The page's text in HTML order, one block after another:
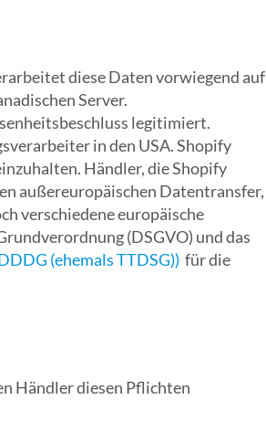
diese Daten vorwiegend auf
Server.
legitimiert.
in den USA. Shopify
Händler, die Shopify
außereuropäischen Datentransfer,
verschiedene europäische
(DSGVO) und das
(ehemals TTDSG)) für die
Händler diesen Pflichten